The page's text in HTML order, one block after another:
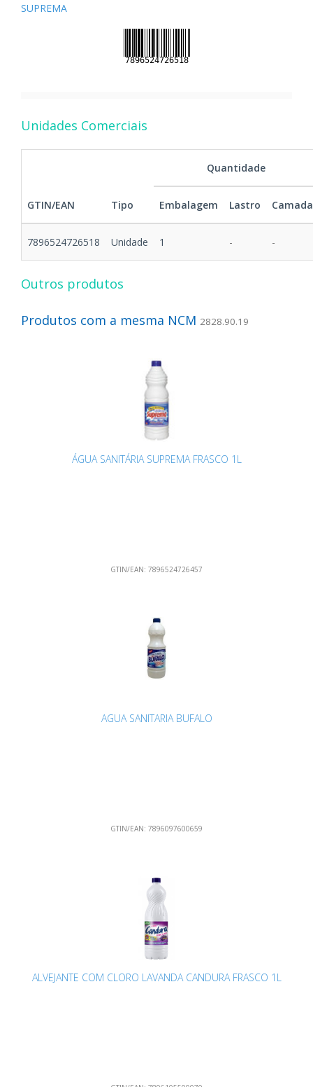
SUPREMA
Unidades Comerciais
GTIN/EAN Tipo
Quantidade
Embalagem Lastro Camada
7896524726518 Unidade 1 - -
Outros produtos
Produtos com a mesma NCM 2828.90.19
ÁGUA SANITÁRIA SUPREMA FRASCO 1L
GTIN/EAN: 7896524726457
AGUA SANITARIA BUFALO
GTIN/EAN: 7896097600659
ALVEJANTE COM CLORO LAVANDA CANDURA FRASCO 1L